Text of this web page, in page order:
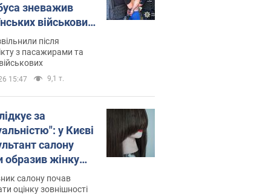
зневажив
військових
Відео
після
з пасажирами та
15:47 9,1 т.
за
у Києві
салону
образив жінку
скандал.
салону почав
оцінку зовнішності